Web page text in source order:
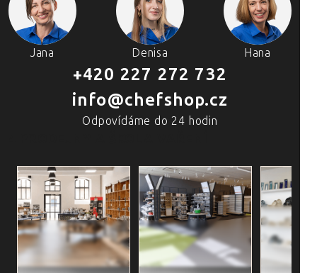
Jana Denisa Hana
+420 227 272 732
info@chefshop.cz
Odpovídáme do 24 hodin